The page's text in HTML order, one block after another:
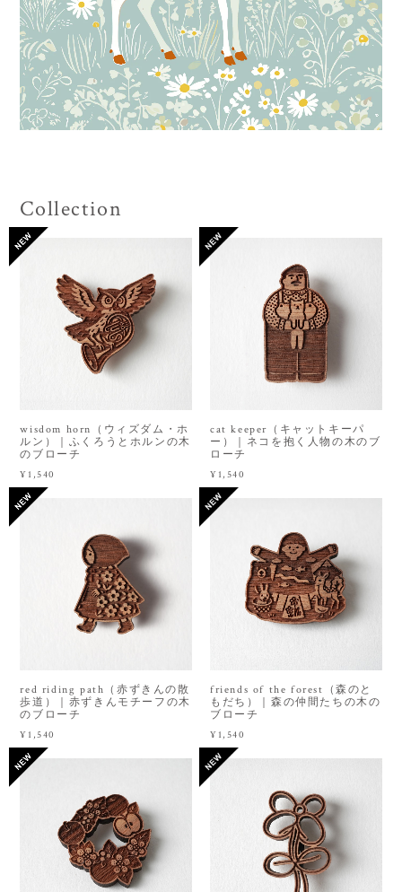
Collection
wisdom horn（ウィズダム・ホ
ルン）｜ふくろうとホルンの木
のブローチ
¥1,540
cat keeper（キャットキーパ
ー）｜ネコを抱く人物の木のブ
ローチ
¥1,540
red riding path（赤ずきんの散
歩道）｜赤ずきんモチーフの木
のブローチ
¥1,540
friends of the forest（森のと
もだち）｜森の仲間たちの木の
ブローチ
¥1,540